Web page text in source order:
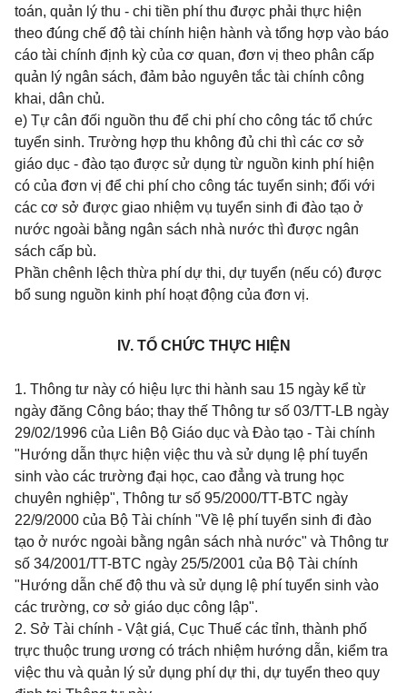
toán, quản lý thu - chi tiền phí thu được phải thực hiện
theo đúng chế độ tài chính hiện hành và tổng hợp vào báo
cáo tài chính định kỳ của cơ quan, đơn vị theo phân cấp
quản lý ngân sách, đảm bảo nguyên tắc tài chính công
khai, dân chủ.
e) Tự cân đối nguồn thu để chi phí cho công tác tổ chức
tuyển sinh. Trường hợp thu không đủ chi thì các cơ sở
giáo dục - đào tạo được sử dụng từ nguồn kinh phí hiện
có của đơn vị để chi phí cho công tác tuyển sinh; đối với
các cơ sở được giao nhiệm vụ tuyển sinh đi đào tạo ở
nước ngoài bằng ngân sách nhà nước thì được ngân
sách cấp bù.
Phần chênh lệch thừa phí dự thi, dự tuyển (nếu có) được
bổ sung nguồn kinh phí hoạt động của đơn vị.
IV. TỔ CHỨC THỰC HIỆN
1. Thông tư này có hiệu lực thi hành sau 15 ngày kể từ
ngày đăng Công báo; thay thế Thông tư số 03/TT-LB ngày
29/02/1996 của Liên Bộ Giáo dục và Đào tạo - Tài chính
"Hướng dẫn thực hiện việc thu và sử dụng lệ phí tuyển
sinh vào các trường đại học, cao đẳng và trung học
chuyên nghiệp", Thông tư số 95/2000/TT-BTC ngày
22/9/2000 của Bộ Tài chính "Về lệ phí tuyển sinh đi đào
tạo ở nước ngoài bằng ngân sách nhà nước" và Thông tư
số 34/2001/TT-BTC ngày 25/5/2001 của Bộ Tài chính
"Hướng dẫn chế độ thu và sử dụng lệ phí tuyển sinh vào
các trường, cơ sở giáo dục công lập".
2. Sở Tài chính - Vật giá, Cục Thuế các tỉnh, thành phố
trực thuộc trung ương có trách nhiệm hướng dẫn, kiểm tra
việc thu và quản lý sử dụng phí dự thi, dự tuyển theo quy